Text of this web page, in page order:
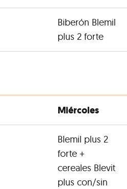
Biberón Blemil
plus 2 forte
Miércoles
Blemil plus 2
forte +
cereales Blevit
plus con/sin